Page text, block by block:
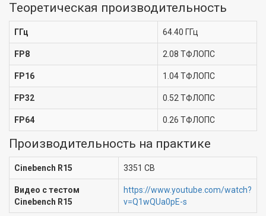
Теоретическая производительность
ГГц 64.40 ГГц
FP8 2.08 ТФЛОПС
FP16 1.04 ТФЛОПС
FP32 0.52 ТФЛОПС
FP64 0.26 ТФЛОПС
Производительность на практике
Cinebench R15 3351 CB
Видео с тестом
Cinebench R15
https://www.youtube.com/watch?
v=Q1wQUa0pE-s